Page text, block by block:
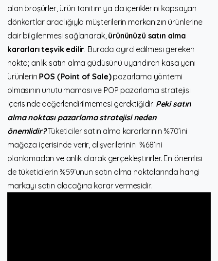
alan broşürler, ürün tanıtım ya da içeriklerini kapsayan
dönkartlar aracılığıyla müşterilerin markanızın ürünlerine
dair bilgilenmesi sağlanarak, ürününüzü satın alma
kararları teşvik edilir. Burada ayırd edilmesi gereken
nokta; anlık satın alma güdüsünü uyandıran kasa yanı
ürünlerin POS (Point of Sale)pazarlama yöntemi
olmasının unutulmaması ve POP pazarlama stratejisi
içerisinde değerlendirilmemesi gerektiğidir. Peki satın
alma noktası pazarlama stratejisi neden
önemlidir?Tüketiciler satın alma kararlarının %70’ini
mağaza içerisinde verir, alışverilerinin %68’ini
planlamadan ve anlık olarak gerçekleştirirler. En önemlisi
de tüketicilerin %59’unun satın alma noktalarında hangi
markayı satın alacağına karar vermesidir.